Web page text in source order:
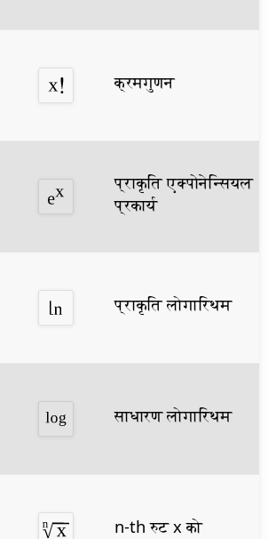
क्रमगुणन
प्राकृति एक्पोनेन्सियल
प्रकार्य
प्राकृति लोगारिथम
साधारण लोगारिथम
n-th रुट x को